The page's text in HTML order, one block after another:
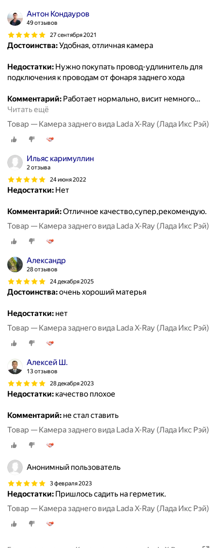
Антон Кондауров
49 отзывов
27 сентября 2021
Достоинства:Удобная, отличная камера
Недостатки: Нужно покупать провод-удлинитель для
подключения к проводам от фонаря заднего хода
Комментарий: Работает нормально, висит немного…
Читать ещё
Товар — Камера заднего вида Lada X-Ray (Лада Икс Рэй)
Ильяс каримуллин
2 отзыва
24 июня 2022
Недостатки: Нет
Комментарий:Отличное качество,супер,рекомендую.
Товар — Камера заднего вида Lada X-Ray (Лада Икс Рэй)
Александр
28 отзывов
24 декабря 2025
Достоинства:очень хороший матерья
Недостатки: нет
Товар — Камера заднего вида Lada X-Ray (Лада Икс Рэй)
Алексей Ш.
13 отзывов
28 декабря 2023
Недостатки: качество плохое
Комментарий: не стал ставить
Товар — Камера заднего вида Lada X-Ray (Лада Икс Рэй)
Анонимный пользователь
3 февраля 2023
Недостатки: Пришлось садить на герметик.
Товар — Камера заднего вида Lada X-Ray (Лада Икс Рэй)